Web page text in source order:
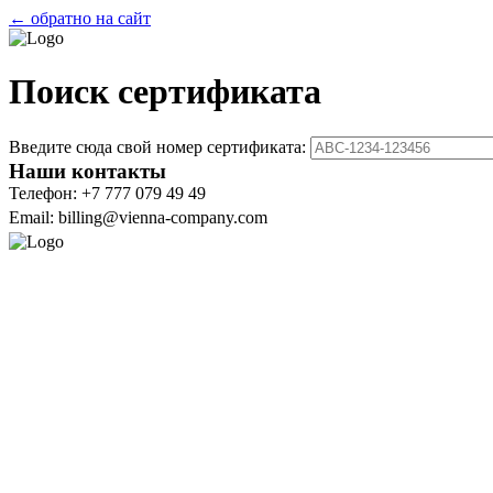
← обратно на сайт
Поиск сертификата
Введите сюда свой номер сертификата:
Наши контакты
Телефон: +7 777 079 49 49
Email: billing@vienna-company.com